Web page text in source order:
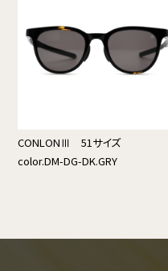
CONLONⅢ 51サイズ
color.DM-DG-DK.GRY